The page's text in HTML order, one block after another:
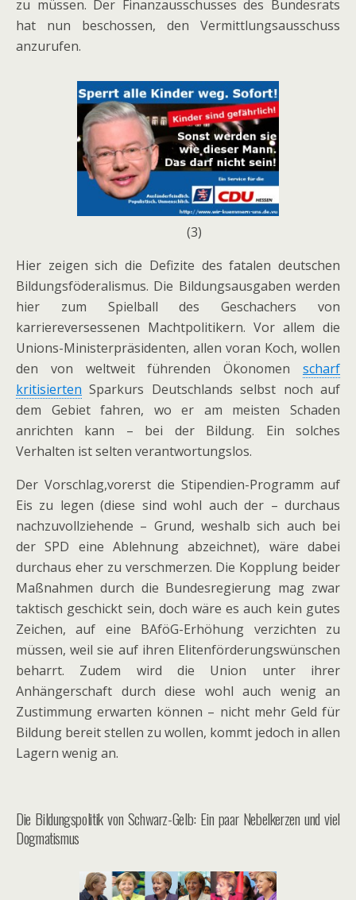
zu müssen. Der Finanzausschusses des Bundesrats
hat nun beschossen, den Vermittlungsausschuss
anzurufen.
(3)
Hier zeigen sich die Defizite des fatalen deutschen
Bildungsföderalismus. Die Bildungsausgaben werden
hier zum Spielball des Geschachers von
karriereversessenen Machtpolitikern. Vor allem die
Unions-Ministerpräsidenten, allen voran Koch, wollen
den von weltweit führenden Ökonomen scharf
kritisierten Sparkurs Deutschlands selbst noch auf
dem Gebiet fahren, wo er am meisten Schaden
anrichten kann – bei der Bildung. Ein solches
Verhalten ist selten verantwortungslos.
Der Vorschlag,vorerst die Stipendien-Programm auf
Eis zu legen (diese sind wohl auch der – durchaus
nachzuvollziehende – Grund, weshalb sich auch bei
der SPD eine Ablehnung abzeichnet), wäre dabei
durchaus eher zu verschmerzen. Die Kopplung beider
Maßnahmen durch die Bundesregierung mag zwar
taktisch geschickt sein, doch wäre es auch kein gutes
Zeichen, auf eine BAföG-Erhöhung verzichten zu
müssen, weil sie auf ihren Elitenförderungswünschen
beharrt. Zudem wird die Union unter ihrer
Anhängerschaft durch diese wohl auch wenig an
Zustimmung erwarten können – nicht mehr Geld für
Bildung bereit stellen zu wollen, kommt jedoch in allen
Lagern wenig an.
Die Bildungspolitik von Schwarz-Gelb: Ein paar Nebelkerzen und viel
Dogmatismus